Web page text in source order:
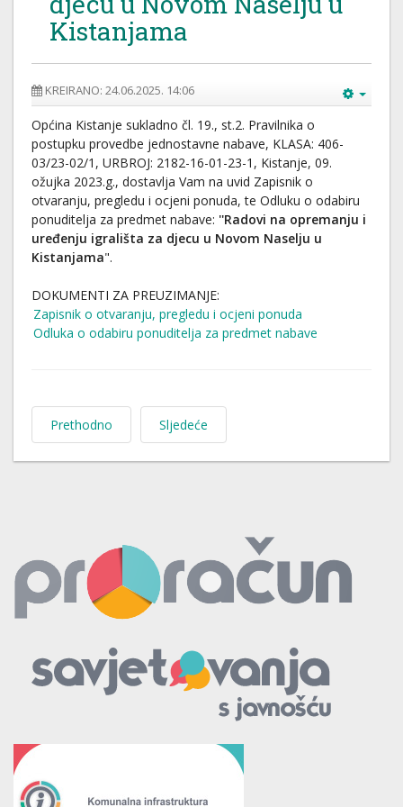
Kistanjama
KREIRANO: 24.06.2025. 14:06
Općina Kistanje sukladno čl. 19., st.2. Pravilnika o
postupku provedbe jednostavne nabave, KLASA: 406-
03/23-02/1, URBROJ: 2182-16-01-23-1, Kistanje, 09.
ožujka 2023.g., dostavlja Vam na uvid Zapisnik o
otvaranju, pregledu i ocjeni ponuda, te Odluku o odabiru
ponuditelja za predmet nabave: ''Radovi na opremanju i
uređenju igrališta za djecu u Novom Naselju u
Kistanjama".
DOKUMENTI ZA PREUZIMANJE:
Zapisnik o otvaranju, pregledu i ocjeni ponuda
Odluka o odabiru ponuditelja za predmet nabave
Prethodno Sljedeće